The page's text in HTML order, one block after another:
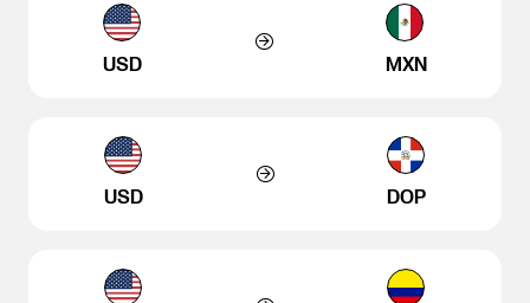
USD MXN
USD DOP